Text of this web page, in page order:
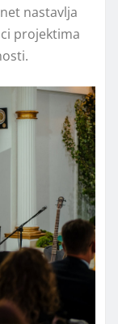
nastavlja
projektima